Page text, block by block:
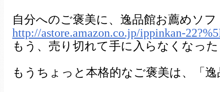
自分へのご褒美に、逸品館お薦めソ
http://astore.amazon.co.jp/ippinkan-
もう、売り切れて手に入らなくなっ
もうちょっと本格的なご褒美は、「